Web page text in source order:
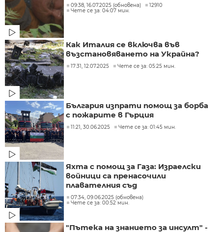
09:38, 16.07.2025 (обновена)
12910
Чете се за: 04:07 мин.
Как Италия се включва във
възстановяването на Украйна?
17:31, 12.07.2025 Чете се за: 05:25 мин.
България изпрати помощ за борба
с пожарите в Гърция
11:21, 30.06.2025 Чете се за: 01:45 мин.
Яхта с помощ за Газа: Израелски
войници са пренасочили
плавателния съд
07:34, 09.06.2025 (обновена)
Чете се за: 00:52 мин.
"Пътека на знанието за инсулт" -